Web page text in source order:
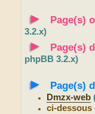
► Page(s)
3.2.x)
► Page(s)
phpBB 3.2.x)
► Page(s)
Dmzx-web
ci-